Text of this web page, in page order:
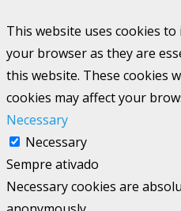
This website uses cookies
your browser as they are
this website. These cookies
cookies may affect your
Necessary
Necessary
Sempre ativado
Necessary cookies are